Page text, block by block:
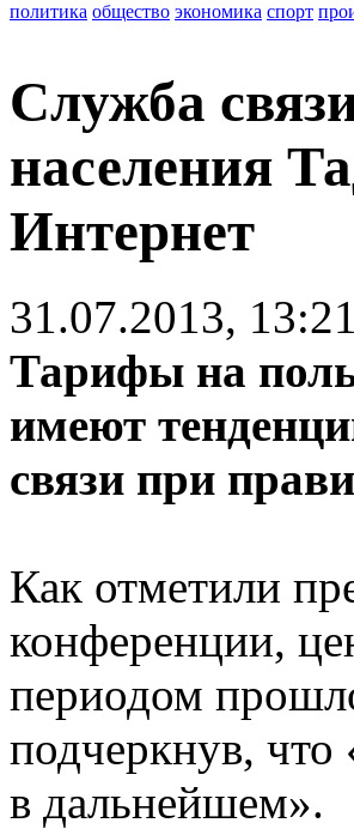
политика общество экономика спорт
Служба
населения
Интернет
31.07.2013, 13:21
Тарифы на
имеют
связи при
Как отметили
конференции,
периодом
подчеркнув, что
в дальнейшем».